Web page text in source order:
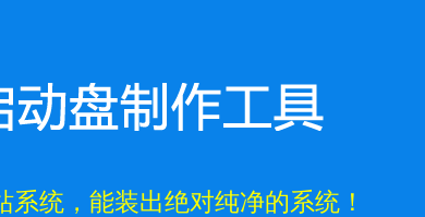
统，能装出绝对纯净的系统！